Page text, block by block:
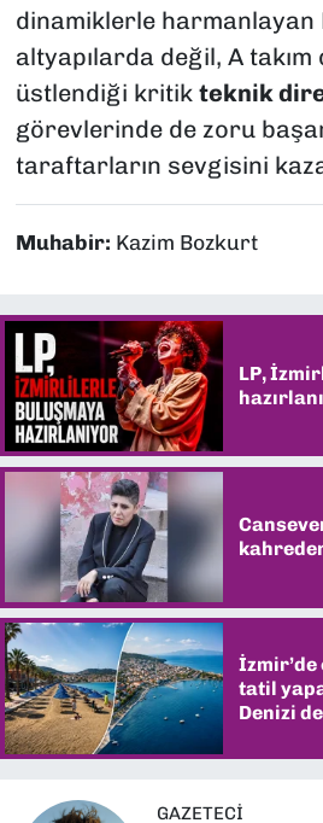
dinamiklerle harmanlayan
altyapılarda değil, A takım
üstlendiği kritik teknik
görevlerinde de zoru
taraftarların sevgisini
Muhabir: Kazim Bozkurt
LP,
tatil
Denizi
GAZETECI